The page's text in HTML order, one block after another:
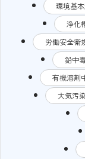
環境基
浄化
労働安全衛
鉛中
有機溶剤
大気汚